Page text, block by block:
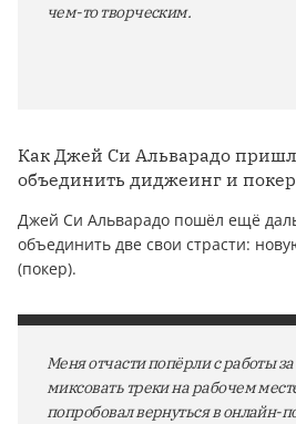
чем-то творческим.
Как Джей Си Альварадо
объединить диджеинг и покер
Джей Си Альварадо пошёл ещё
объединить две свои страсти:
(покер).
Меня отчасти попёрли с работы за
миксовать треки на рабочем
попробовал вернуться в онлайн-